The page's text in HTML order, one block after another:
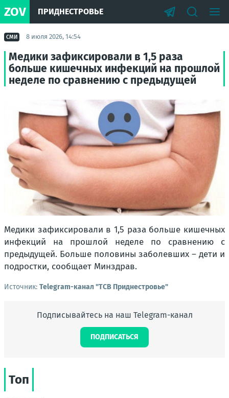
ZOV ПРИДНЕСТРОВЬЕ
СМИ 8 июля 2026, 14:54
Медики зафиксировали в 1,5 раза
больше кишечных инфекций на прошлой
неделе по сравнению с предыдущей
Медики зафиксировали в 1,5 раза больше кишечных
инфекций на прошлой неделе по сравнению с
предыдущей. Больше половины заболевших – дети и
подростки, сообщает Минздрав.
Источник: Telegram-канал "ТСВ Приднестровье"
Подписывайтесь на наш Telegram-канал
ПОДПИСАТЬСЯ
Топ